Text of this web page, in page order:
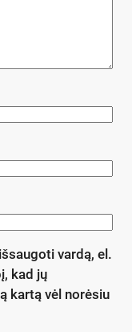
vardą, el.
kad jų
kartą vėl norėsiu